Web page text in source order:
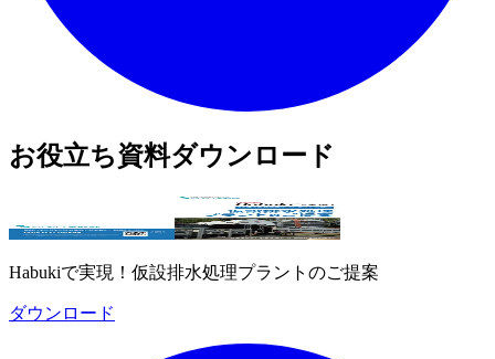
お役立ち資料ダウンロード
Habukiで実現！仮設排水処理プラントのご提案
ダウンロード